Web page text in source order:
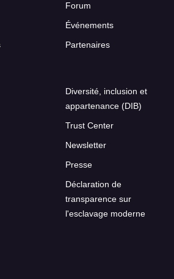
Forum
Événements
Partenaires
Diversité, inclusion et
appartenance (DIB)
Trust Center
Newsletter
Presse
Déclaration de
transparence sur
l'esclavage moderne